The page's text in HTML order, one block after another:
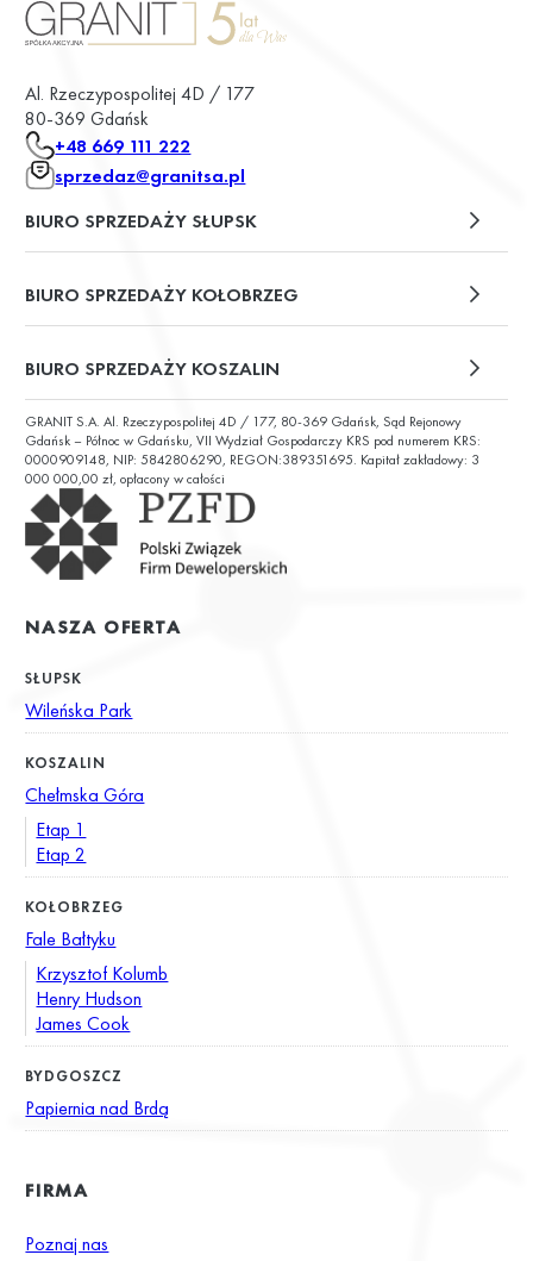
Al. Rzeczypospolitej 4D / 177
80-369 Gdańsk
+48 669 111 222
sprzedaz@granitsa.pl
BIURO SPRZEDAŻY SŁUPSK
plac Władysława Broniewskiego 13/u2
BIURO SPRZEDAŻY KOŁOBRZEG
ul. Św. Wojciecha 6
BIURO SPRZEDAŻY KOSZALIN
ul. Chałubińskiego 9
GRANIT S.A. Al. Rzeczypospolitej 4D / 177, 80-369 Gdańsk, Sąd Rejonowy
Gdańsk – Północ w Gdańsku, VII Wydział Gospodarczy KRS pod numerem KRS:
0000909148, NIP: 5842806290, REGON:389351695. Kapitał zakładowy: 3
000 000,00 zł, opłacony w całości
NASZA OFERTA
SŁUPSK
Wileńska Park
KOSZALIN
Chełmska Góra
Etap 1
Etap 2
KOŁOBRZEG
Fale Bałtyku
Krzysztof Kolumb
Henry Hudson
James Cook
BYDGOSZCZ
Papiernia nad Brdą
FIRMA
Poznaj nas